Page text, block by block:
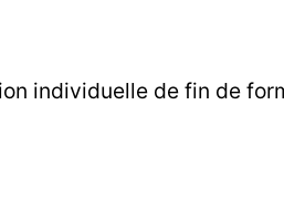
individuelle de fin de